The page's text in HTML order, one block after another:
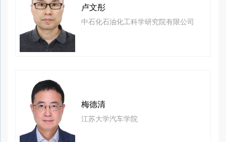
卢文彤
中石化石油化工科学研究院有限公司
梅德清
江苏大学汽车学院